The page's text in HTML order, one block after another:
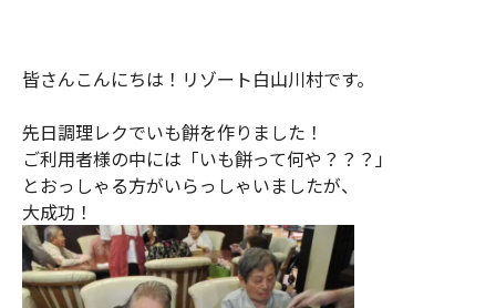
皆さんこんにちは！リゾート白山川村です。
先日調理レクでいも餅を作りました！
ご利用者様の中には「いも餅って何や？？？」
とおっしゃる方がいらっしゃいましたが、
大成功！